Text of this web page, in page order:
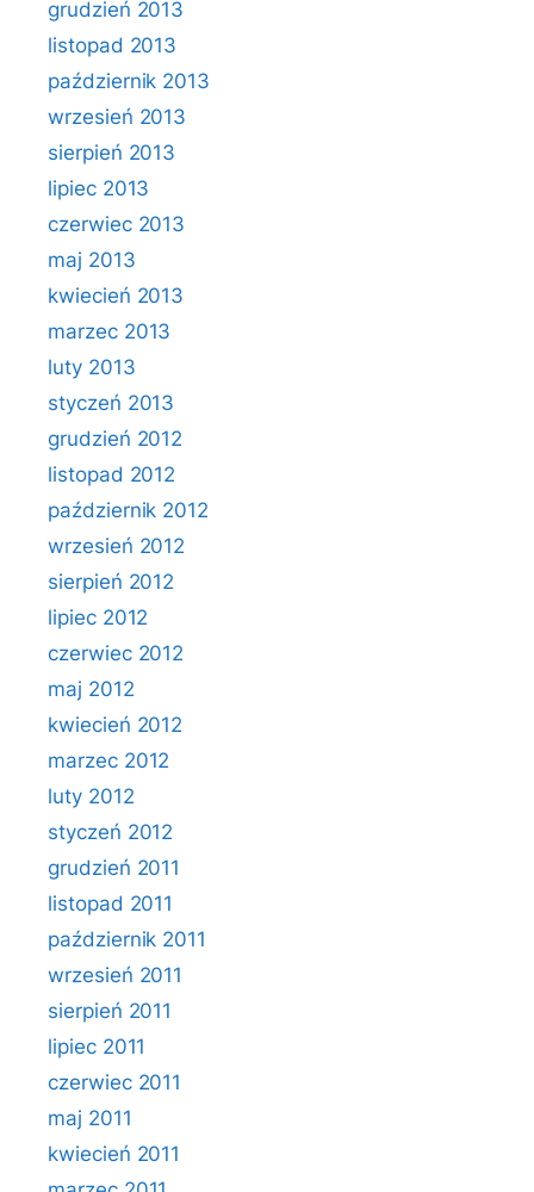
grudzień 2013
listopad 2013
październik 2013
wrzesień 2013
sierpień 2013
lipiec 2013
czerwiec 2013
maj 2013
kwiecień 2013
marzec 2013
luty 2013
styczeń 2013
grudzień 2012
listopad 2012
październik 2012
wrzesień 2012
sierpień 2012
lipiec 2012
czerwiec 2012
maj 2012
kwiecień 2012
marzec 2012
luty 2012
styczeń 2012
grudzień 2011
listopad 2011
październik 2011
wrzesień 2011
sierpień 2011
lipiec 2011
czerwiec 2011
maj 2011
kwiecień 2011